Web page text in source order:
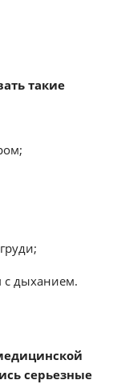
такие
с дыханием.
серьезные